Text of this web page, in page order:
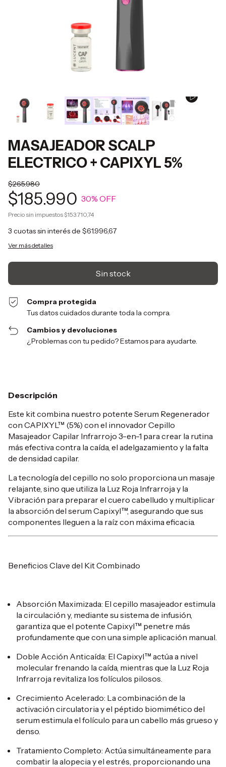
MASAJEADOR SCALP
ELECTRICO + CAPIXYL 5%
$265.980
$185.990 30% OFF
Precio sin impuestos$153.710,74
3 cuotas sin interés de $61.996,67
Ver más detalles
Compra protegida
Tus datos cuidados durante toda la compra.
Cambios y devoluciones
¿Problemas con tu pedido? Estamos para ayudarte.
Descripción
Este kit combina nuestro potente Serum Regenerador
con CAPIXYL™ (5%) con el innovador Cepillo
Masajeador Capilar Infrarrojo 3-en-1 para crear la rutina
más efectiva contra la caída, el adelgazamiento y la falta
de densidad capilar.
La tecnología del cepillo no solo proporciona un masaje
relajante, sino que utiliza la Luz Roja Infrarroja y la
Vibración para preparar el cuero cabelludo y multiplicar
la absorción del serum Capixyl™, asegurando que sus
componentes lleguen a la raíz con máxima eficacia.
Beneficios Clave del Kit Combinado
Absorción Maximizada: El cepillo masajeador estimula
la circulación y, mediante su sistema de infusión,
garantiza que el potente Capixyl™ penetre más
profundamente que con una simple aplicación manual.
Doble Acción Anticaída: El Capixyl™ actúa a nivel
molecular frenando la caída, mientras que la Luz Roja
Infrarroja revitaliza los folículos pilosos.
Crecimiento Acelerado: La combinación de la
activación circulatoria y el péptido biomimético del
serum estimula el folículo para un cabello más grueso y
denso.
Tratamiento Completo: Actúa simultáneamente para
combatir la alopecia y el estrés, proporcionando una